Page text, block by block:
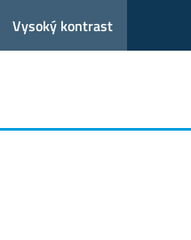
Vysoký kontrast